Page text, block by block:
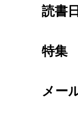
読書
特集
メー